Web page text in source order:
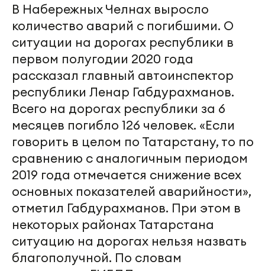
В Набережных Челнах выросло
количество аварий с погибшими. О
ситуации на дорогах республики в
первом полугодии 2020 года
рассказал главный автоинспектор
республики Ленар Габдурахманов.
Всего на дорогах республики за 6
месяцев погибло 126 человек. «Если
говорить в целом по Татарстану, то по
сравнению с аналогичным периодом
2019 года отмечается снижение всех
основных показателей аварийности»,
отметил Габдурахманов. При этом в
некоторых районах Татарстана
ситуацию на дорогах нельзя назвать
благополучной. По словам